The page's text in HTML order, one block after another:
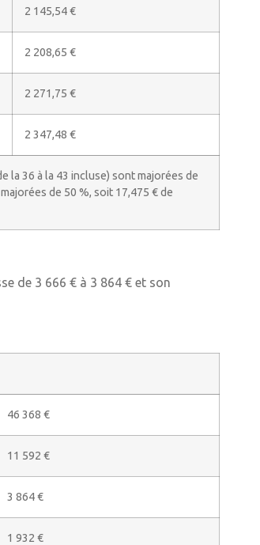
2 145,54 €
2 208,65 €
2 271,75 €
2 347,48 €
la 36 à la 43 incluse) sont majorées de
de 50 %, soit 17,475 € de
de 3 666 € à 3 864 € et son
46 368 €
11 592 €
3 864 €
1 932 €